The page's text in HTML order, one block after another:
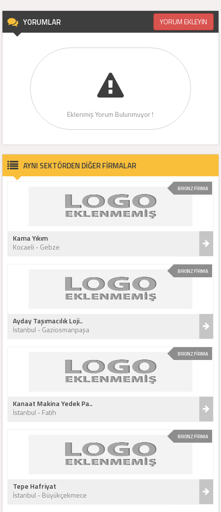
YORUMLAR YORUM EKLEYİN
Eklenmiş Yorum Bulunmuyor !
AYNI SEKTÖRDEN DİĞER FİRMALAR
BRONZ FİRMA
Kama Yıkım
Kocaeli - Gebze
BRONZ FİRMA
Ayday Taşımacılık Loji..
İstanbul - Gaziosmanpaşa
BRONZ FİRMA
Kanaat Makina Yedek Pa..
İstanbul - Fatih
BRONZ FİRMA
Tepe Hafriyat
İstanbul - Büyükçekmece